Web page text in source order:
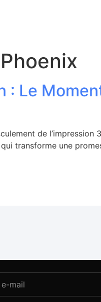
Phoenix
: Le
de
transforme une